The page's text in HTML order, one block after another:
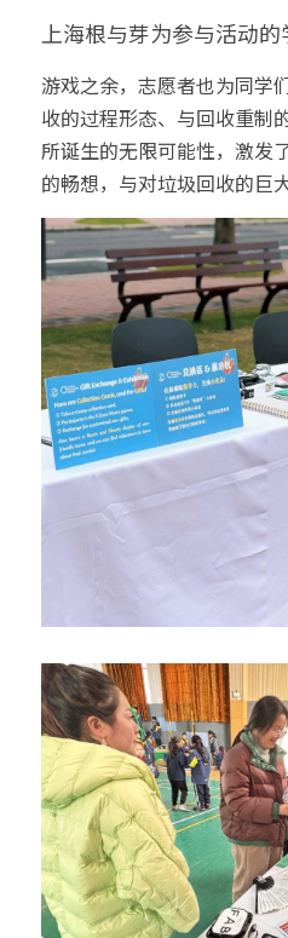
上海根与芽为参与活动
游戏之余，志愿者也为同学
收的过程形态、与回收重制
所诞生的无限可能性，激发
的畅想，与对垃圾回收的巨